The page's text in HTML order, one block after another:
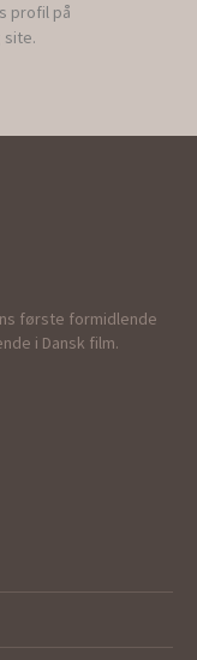
profil på
site.
første formidlende
i Dansk film.